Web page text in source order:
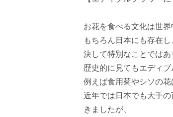
お花を食べる文化は世界
もちろん日本にも存在
決して特別なことではあ
歴史的に見てもエディ
例えば食用菊やシソの花
近年では日本でも大手
きましたが、